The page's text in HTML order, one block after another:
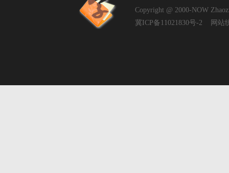
Copyright @ 2000-NOW
冀ICP备11021830号-2
网站